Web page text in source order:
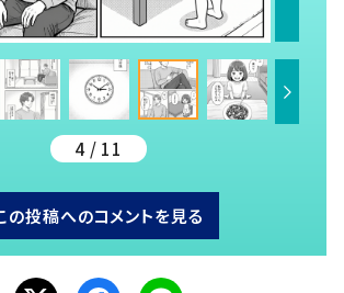
4 / 11
の投稿へのコメントを見る